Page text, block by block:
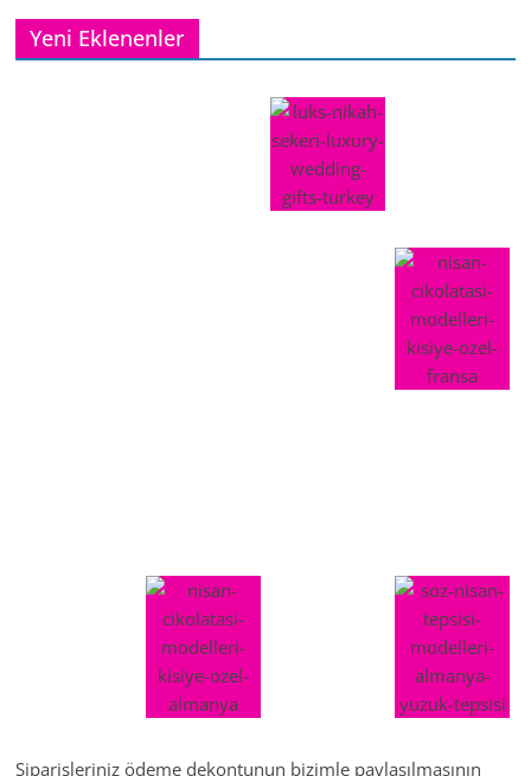
Yeni Eklenenler
Siparişleriniz ödeme dekontunun bizimle paylaşılmasının